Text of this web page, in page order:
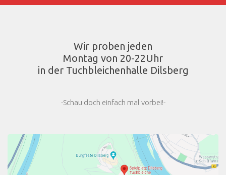
Wir proben jeden
Montag von 20-22Uhr
in der Tuchbleichenhalle Dilsberg
-Schau doch einfach mal vorbei!-